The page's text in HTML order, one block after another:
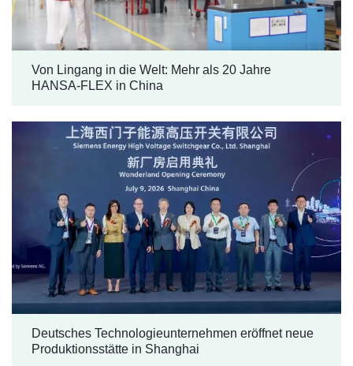
Von Lingang in die Welt: Mehr als 20 Jahre
HANSA-FLEX in China
Deutsches Technologieunternehmen eröffnet neue
Produktionsstätte in Shanghai